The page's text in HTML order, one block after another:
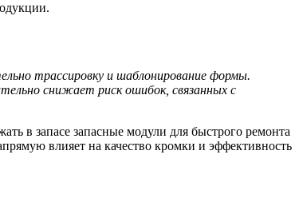
трассировку и шаблонирование формы.
снижает риск ошибок, связанных с
в запасе запасные модули для быстрого ремонта
влияет на качество кромки и эффективность